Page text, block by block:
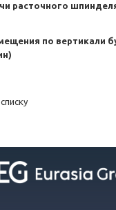
расточного
по вертикали